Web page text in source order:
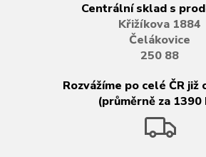
Centrální sklad s
Křižíkova 1884
Čelákovice
250 88
Rozvážíme po celé ČR již
(průměrně za 1390